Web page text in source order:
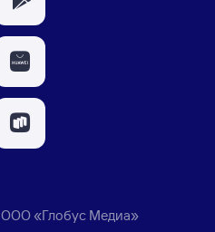
ООО «Глобус Медиа»